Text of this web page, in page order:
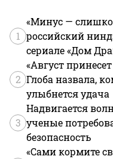
1
«Минус —
российский
сериале «Дом
2
«Август
Глоба назвала,
улыбнется удача
3
Надвигается
ученые
безопасность
«Сами кормите